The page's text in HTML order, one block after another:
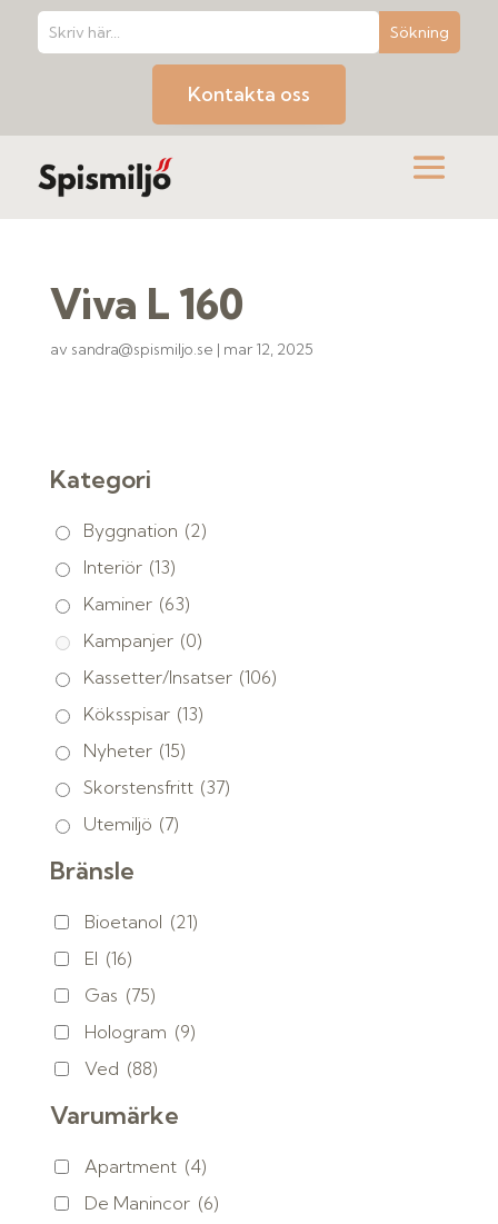
Kontakta oss
Viva L 160
av sandra@spismiljo.se | mar 12, 2025
Kategori
Byggnation (2)
Interiör (13)
Kaminer (63)
Kampanjer (0)
Kassetter/Insatser (106)
Köksspisar (13)
Nyheter (15)
Skorstensfritt (37)
Utemiljö (7)
Bränsle
Bioetanol (21)
El (16)
Gas (75)
Hologram (9)
Ved (88)
Varumärke
Apartment (4)
De Manincor (6)